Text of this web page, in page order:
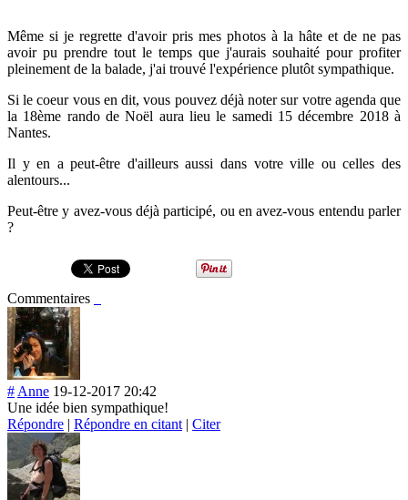
Même si je regrette d'avoir pris mes photos à la hâte et de ne pas
avoir pu prendre tout le temps que j'aurais souhaité pour profiter
pleinement de la balade, j'ai trouvé l'expérience plutôt sympathique.
Si le coeur vous en dit, vous pouvez déjà noter sur votre agenda que
la 18ème rando de Noël aura lieu le samedi 15 décembre 2018 à
Nantes.
Il y en a peut-être d'ailleurs aussi dans votre ville ou celles des
alentours...
Peut-être y avez-vous déjà participé, ou en avez-vous entendu parler
?
Commentaires
# Anne 19-12-2017 20:42
Une idée bien sympathique!
Répondre | Répondre en citant | Citer